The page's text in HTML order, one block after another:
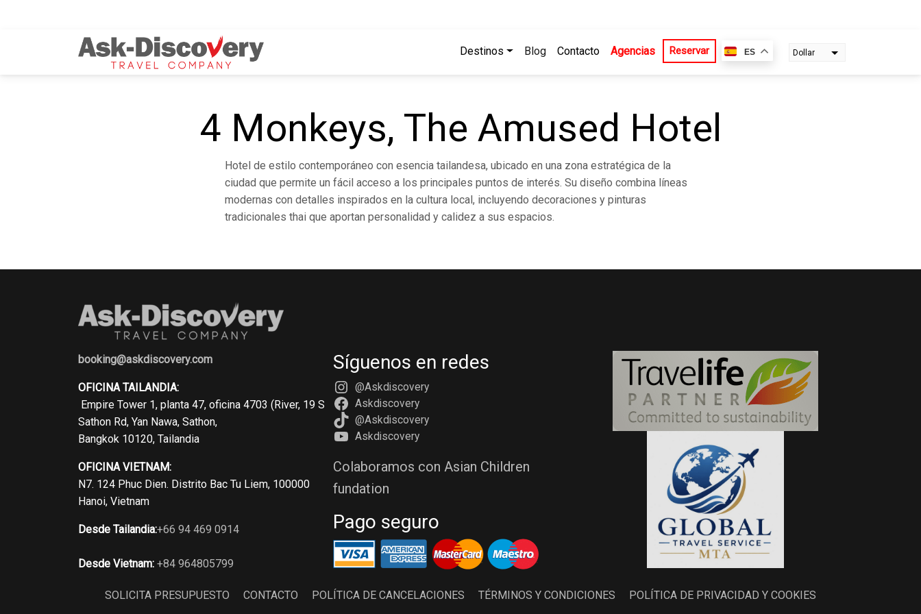
Destinos Blog Contacto Agencias Reservar ES
Dollar
4 Monkeys, The Amused Hotel
Hotel de estilo contemporáneo con esencia tailandesa, ubicado en una zona estratégica de la
ciudad que permite un fácil acceso a los principales puntos de interés. Su diseño combina líneas
modernas con detalles inspirados en la cultura local, incluyendo decoraciones y pinturas
tradicionales thai que aportan personalidad y calidez a sus espacios.
booking@askdiscovery.com
OFICINA TAILANDIA:
Empire Tower 1, planta 47, oficina 4703 (River, 19 S
Sathon Rd, Yan Nawa, Sathon,
Bangkok 10120, Tailandia
OFICINA VIETNAM:
N7. 124 Phuc Dien. Distrito Bac Tu Liem, 100000
Hanoi, Vietnam
Desde Tailandia:+66 94 469 0914
Desde Vietnam: +84 964805799
Síguenos en redes
@Askdiscovery
Askdiscovery
@Askdiscovery
Askdiscovery
Colaboramos con Asian Children
fundation
Pago seguro
SOLICITA PRESUPUESTO CONTACTO POLÍTICA DE CANCELACIONES TÉRMINOS Y CONDICIONES POLÍTICA DE PRIVACIDAD Y COOKIES